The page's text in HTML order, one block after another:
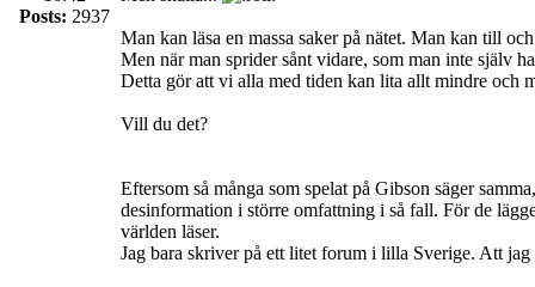
Posts: 2937
Man kan läsa en massa saker på nätet. Man kan till
Men när man sprider sånt vidare, som man inte själv
Detta gör att vi alla med tiden kan lita allt mindre och
Vill du det?
Eftersom så många som spelat på Gibson säger
desinformation i större omfattning i så fall. För de
världen läser.
Jag bara skriver på ett litet forum i lilla Sverige. Att jag